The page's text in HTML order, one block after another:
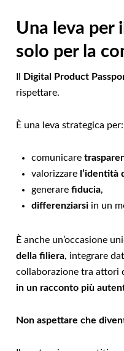
Una leva per
solo per la
Digital Product
rispettare.
È una leva strategica per:
comunicare
valorizzare l’identità
generare fiducia,
differenziarsi in un
È anche un’occasione
della filiera, integrare
collaborazione tra attori
in un racconto più
Non aspettare che